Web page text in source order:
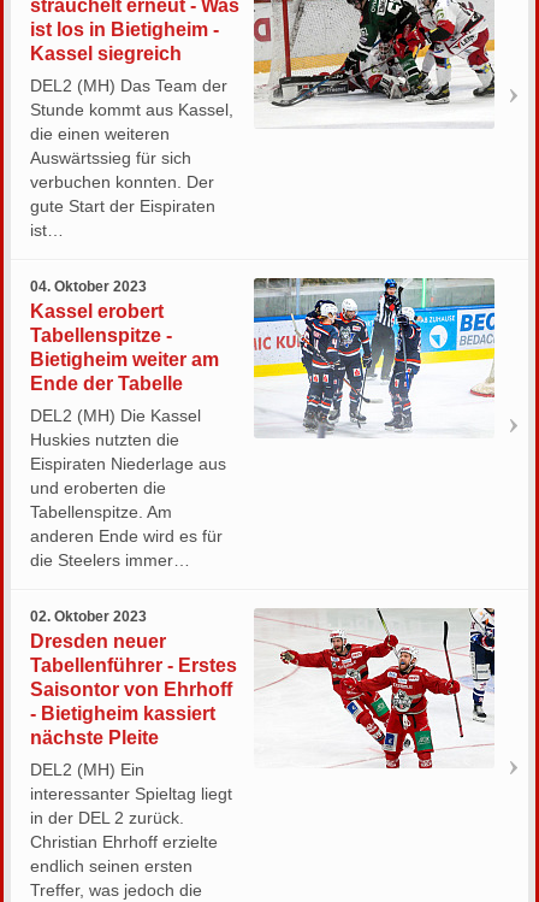
strauchelt erneut - Was
ist los in Bietigheim -
Kassel siegreich
DEL2 (MH) Das Team der
Stunde kommt aus Kassel,
die einen weiteren
Auswärtssieg für sich
verbuchen konnten. Der
gute Start der Eispiraten
ist…
04. Oktober 2023
Kassel erobert
Tabellenspitze -
Bietigheim weiter am
Ende der Tabelle
DEL2 (MH) Die Kassel
Huskies nutzten die
Eispiraten Niederlage aus
und eroberten die
Tabellenspitze. Am
anderen Ende wird es für
die Steelers immer…
02. Oktober 2023
Dresden neuer
Tabellenführer - Erstes
Saisontor von Ehrhoff
- Bietigheim kassiert
nächste Pleite
DEL2 (MH) Ein
interessanter Spieltag liegt
in der DEL 2 zurück.
Christian Ehrhoff erzielte
endlich seinen ersten
Treffer, was jedoch die